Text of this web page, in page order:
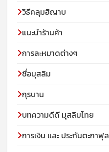
วิธีคลุมฮิญาบ
แนะนำร้านค้า
การละหมาดต่างๆ
ชื่อมุสลิม
กุรบาน
บทความดีดี มุสลิมไทย
การเงิน และ ประกันตะกาฟุล